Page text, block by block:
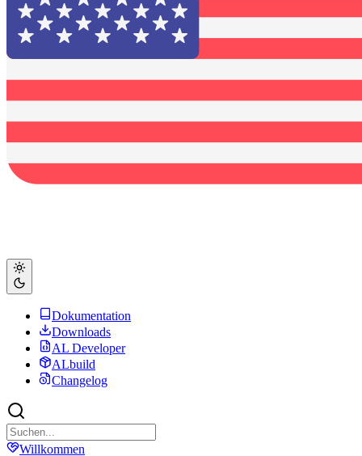
Dokumentation
Downloads
AL Developer
ALbuild
Changelog
Willkommen